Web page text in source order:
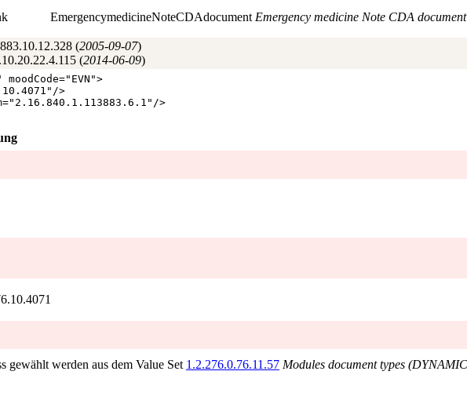
EmergencymedicineNoteCDAdocument Emergency medicine Note CDA document
(2005‑09‑07)
(2014‑06‑09)
moodCode=" EVN ">
" />
=" 2.16.840.1.113883.6.1 " />
gewählt werden aus dem Value Set 1.2.276.0.76.11.57 Modules document types